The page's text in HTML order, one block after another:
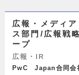
広報・メディ
ス部門/広報戦
ープ
広報・IR
PwC Japan合同会